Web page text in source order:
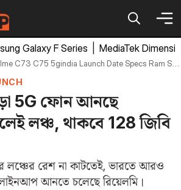
Galaxy F Series MediaTek
C73 C75 5gindia Launch Date Specs Ram Storage Colors
5G ফোন আনছে
লঞ্চ, থাকবে 128 জিবি
লঞ্চের রেশ না কাটতেই, ভারতে আরও
আনতে চলেছে রিয়েলমি।